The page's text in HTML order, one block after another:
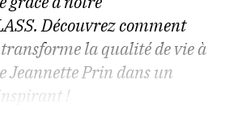
Découvrez comment
la qualité de vie à
Jeannette Prin dans un
!